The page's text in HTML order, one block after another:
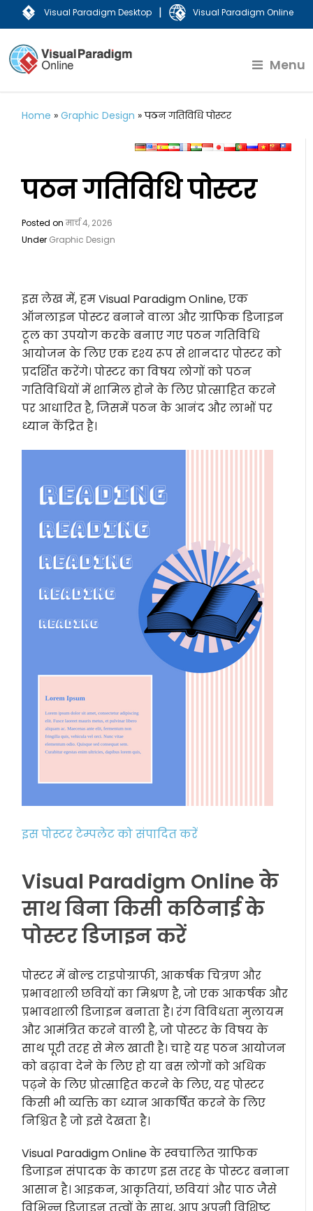
Visual Paradigm Desktop | Visual Paradigm Online
Menu
Home »Graphic Design »पठन गतिविधि पोस्टर
पठन गतिविधि पोस्टर
Posted onमार्च 4, 2026
Under Graphic Design
इस लेख में, हम Visual Paradigm Online, एक
ऑनलाइन पोस्टर बनाने वाला और ग्राफिक डिजाइन
टूल का उपयोग करके बनाए गए पठन गतिविधि
आयोजन के लिए एक दृश्य रूप से शानदार पोस्टर को
प्रदर्शित करेंगे। पोस्टर का विषय लोगों को पठन
गतिविधियों में शामिल होने के लिए प्रोत्साहित करने
पर आधारित है, जिसमें पठन के आनंद और लाभों पर
ध्यान केंद्रित है।
इस पोस्टर टेम्पलेट को संपादित करें
Visual Paradigm Online के
साथ बिना किसी कठिनाई के
पोस्टर डिजाइन करें
पोस्टर में बोल्ड टाइपोग्राफी, आकर्षक चित्रण और
प्रभावशाली छवियों का मिश्रण है, जो एक आकर्षक और
प्रभावशाली डिजाइन बनाता है। रंग विविधता मुलायम
और आमंत्रित करने वाली है, जो पोस्टर के विषय के
साथ पूरी तरह से मेल खाती है। चाहे यह पठन आयोजन
को बढ़ावा देने के लिए हो या बस लोगों को अधिक
पढ़ने के लिए प्रोत्साहित करने के लिए, यह पोस्टर
किसी भी व्यक्ति का ध्यान आकर्षित करने के लिए
निश्चित है जो इसे देखता है।
Visual Paradigm Online के स्वचालित ग्राफिक
डिजाइन संपादक के कारण इस तरह के पोस्टर बनाना
आसान है। आइकन, आकृतियां, छवियां और पाठ जैसे